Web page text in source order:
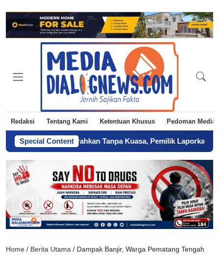
Redaksi Tentang Kami Ketentuan Khusus Pedoman Media
Special Content
Diserahkan Tanpa Kuasa, Pemilik Laporkan BPN
Home / Berita Utama / Dampak Banjir, Warga Pematang Tengah